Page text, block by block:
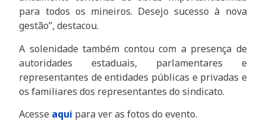
para todos os mineiros. Desejo sucesso à nova
gestão”, destacou.
A solenidade também contou com a presença de
autoridades estaduais, parlamentares e
representantes de entidades públicas e privadas e
os familiares dos representantes do sindicato.
Acesse aqui para ver as fotos do evento.